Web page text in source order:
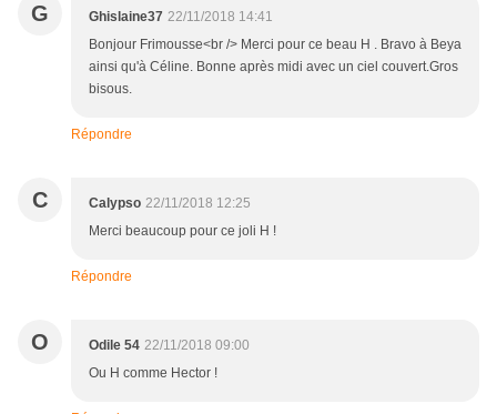
G Ghislaine37 22/11/2018 14:41
Bonjour Frimousse<br /> Merci pour ce beau H . Bravo à Beya
ainsi qu'à Céline. Bonne après midi avec un ciel couvert.Gros
bisous.
Répondre
C Calypso 22/11/2018 12:25
Merci beaucoup pour ce joli H !
Répondre
O Odile 54 22/11/2018 09:00
Ou H comme Hector !